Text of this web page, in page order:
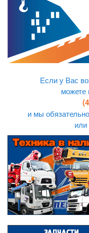
Если у Вас
можете
и мы
или